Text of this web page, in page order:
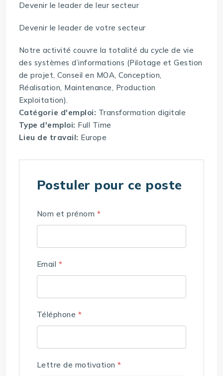
Devenir le leader de leur secteur
Devenir le leader de votre secteur
Notre activité couvre la totalité du cycle de vie
des systèmes d’informations (Pilotage et Gestion
de projet, Conseil en MOA, Conception,
Réalisation, Maintenance, Production
Exploitation).
Catégorie d'emploi: Transformation digitale
Type d'emploi: Full Time
Lieu de travail: Europe
Postuler pour ce poste
Nom et prénom *
Email *
Téléphone *
Lettre de motivation*